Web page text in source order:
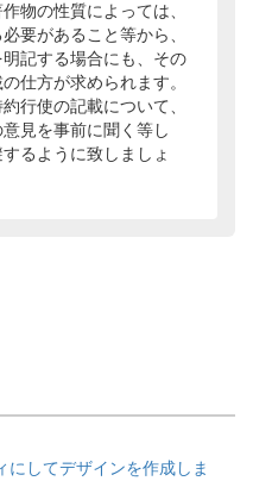
物の性質によっては、
要があること等から、
記する場合にも、その
仕方が求められます。
行使の記載について、
見を事前に聞く等し
るように致しましょ
にしてデザインを作成しま